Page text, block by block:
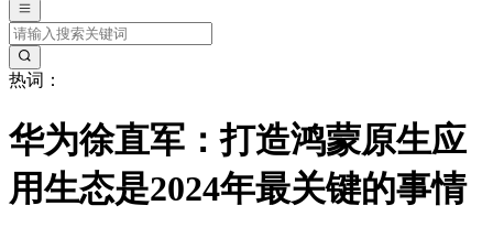
热词：
华为徐直军：打造鸿蒙原生应
用生态是2024年最关键的事情